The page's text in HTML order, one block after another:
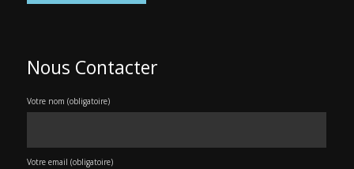
Nous Contacter
Votre nom (obligatoire)
Votre email (obligatoire)